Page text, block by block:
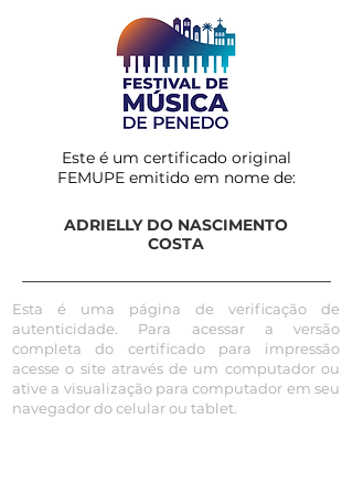
Este é um certificado original
FEMUPE emitido em nome de:
ADRIELLY DO NASCIMENTO
COSTA
Esta é uma página de verificação de
autenticidade. Para acessar a versão
completa do certificado para impressão
acesse o site através de um computador ou
ative a visualização para computador em seu
navegador do celular ou tablet.